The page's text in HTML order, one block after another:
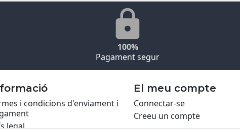
100%
Pagament segur
i condicions d'enviament i
legal
El meu compte
Connectar-se
Creeu un compte